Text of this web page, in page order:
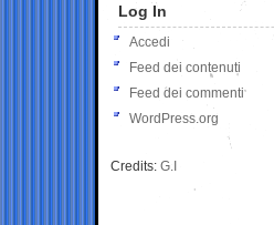
Log In
Accedi
Feed dei contenuti
Feed dei commenti
WordPress.org
Credits: G.I